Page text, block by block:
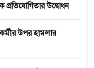
প্রতিযোগিতার উদ্বোধন
উপর হামলার